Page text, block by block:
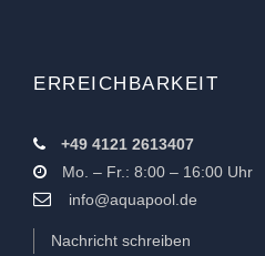
ERREICHBARKEIT
+49 4121 2613407
Mo. – Fr.: 8:00 – 16:00 Uhr
info@aquapool.de
Nachricht schreiben